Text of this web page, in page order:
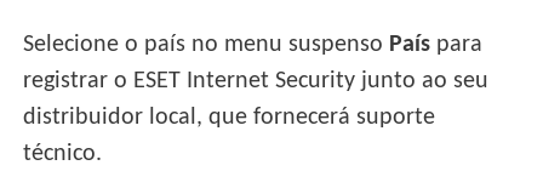
Selecione o país no menu suspenso País para
registrar o ESET Internet Security junto ao seu
distribuidor local, que fornecerá suporte
técnico.